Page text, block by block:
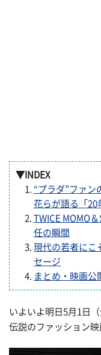
▼INDEX
“プラダ”ファン
花らが語る「20
TWICE MOMO
任の瞬間
現代の若者にこ
セージ
まとめ・映画公
いよいよ明日5月1日
伝説のファッション